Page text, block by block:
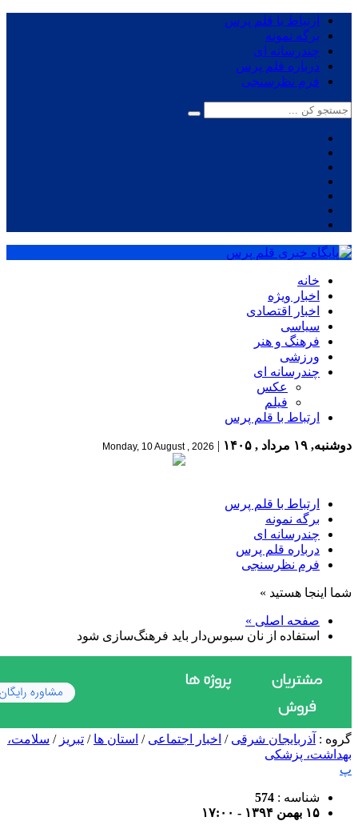
ارتباط با قلم پرس
برگه نمونه
چندرسانه ای
درباره قلم پرس
فرم نظرسنجی
خانه
اخبار ویژه
اخبار اقتصادی
سیاسی
فرهنگ و هنر
ورزشی
چندرسانه ای
عکس
فیلم
ارتباط با قلم پرس
دوشنبه, ۱۹ مرداد , ۱۴۰۵ |
Monday, 10 August , 2026
ارتباط با قلم پرس
برگه نمونه
چندرسانه ای
درباره قلم پرس
فرم نظرسنجی
شما اینجا هستید »
صفحه اصلی »
استفاده از نان سبوس‌دار باید فرهنگ‌سازی شود
گروه : آذربایجان شرقی / اخبار اجتماعی / استان ها / تبریز / سلامت،
بهداشت، پزشکی
پ
شناسه : 574
۱۵ بهمن ۱۳۹۴ - ۱۷:۰۰